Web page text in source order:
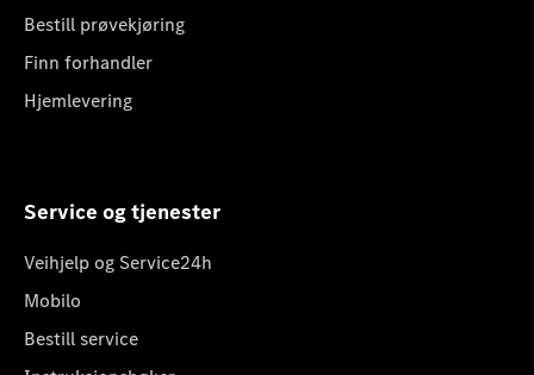
Bestill prøvekjøring
Finn forhandler
Hjemlevering
Service og tjenester
Veihjelp og Service24h
Mobilo
Bestill service